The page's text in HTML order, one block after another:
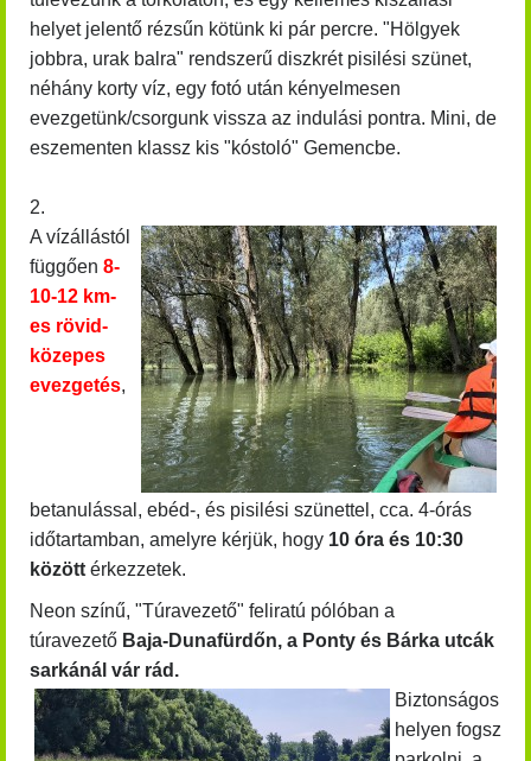
helyet jelentő rézsűn kötünk ki pár percre. "Hölgyek
jobbra, urak balra" rendszerű diszkrét pisilési szünet,
néhány korty víz, egy fotó után kényelmesen
evezgetünk/csorgunk vissza az indulási pontra. Mini, de
eszementen klassz kis "kóstoló" Gemencbe.
2.
A vízállástól
függően 8-
10-12 km-
es rövid-
közepes
evezgetés,
betanulással, ebéd-, és pisilési szünettel, cca. 4-órás
időtartamban, amelyre kérjük, hogy 10 óra és 10:30
között érkezzetek.
Neon színű, "Túravezető" feliratú pólóban a
túravezető Baja-Dunafürdőn, a Ponty és Bárka utcák
sarkánál vár rád.
Biztonságos
helyen fogsz